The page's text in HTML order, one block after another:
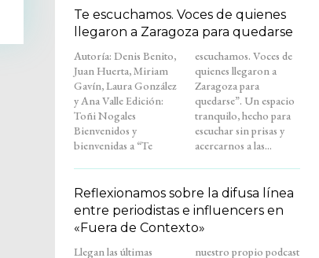
Te escuchamos. Voces de quienes
llegaron a Zaragoza para quedarse
Autoría: Denis Benito,
Juan Huerta, Miriam
Gavín, Laura González
y Ana Valle Edición:
Toñi Nogales
Bienvenidos y
bienvenidas a “Te
escuchamos. Voces de
quienes llegaron a
Zaragoza para
quedarse”. Un espacio
tranquilo, hecho para
escuchar sin prisas y
acercarnos a las...
Reflexionamos sobre la difusa línea
entre periodistas e influencers en
«Fuera de Contexto»
Llegan las últimas
nuestro propio podcast